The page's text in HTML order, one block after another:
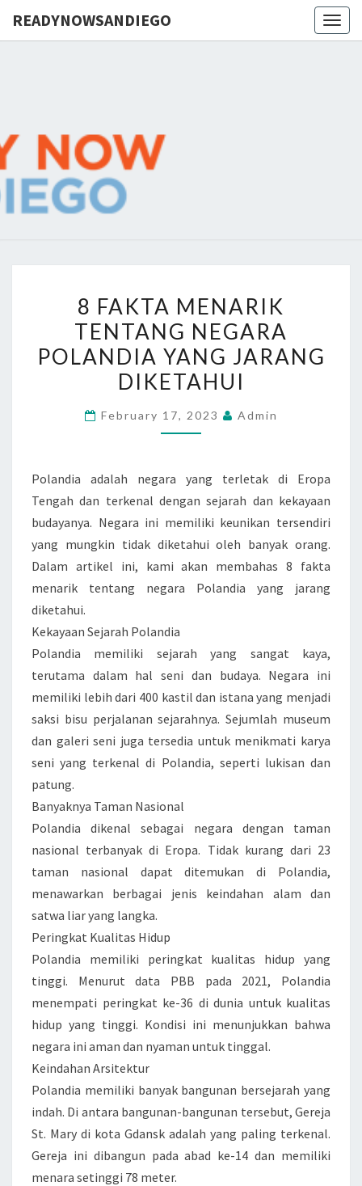
READYNOWSANDIEGO
F
A
K
T
M
A
R
I
K
T
E
A
N
G
N
E
G
R
A
P
O
L
D
I
A
Y
A
G
J
A
R
8 FAKTA MENARIK
TENTANG NEGARA
POLANDIA YANG JARANG
DIKETAHUI
February 17, 2023 Admin
Polandia adalah negara yang terletak di Eropa
Tengah dan terkenal dengan sejarah dan kekayaan
budayanya. Negara ini memiliki keunikan tersendiri
yang mungkin tidak diketahui oleh banyak orang.
Dalam artikel ini, kami akan membahas 8 fakta
menarik tentang negara Polandia yang jarang
diketahui.
Kekayaan Sejarah Polandia
Polandia memiliki sejarah yang sangat kaya,
terutama dalam hal seni dan budaya. Negara ini
memiliki lebih dari 400 kastil dan istana yang menjadi
saksi bisu perjalanan sejarahnya. Sejumlah museum
dan galeri seni juga tersedia untuk menikmati karya
seni yang terkenal di Polandia, seperti lukisan dan
patung.
Banyaknya Taman Nasional
Polandia dikenal sebagai negara dengan taman
nasional terbanyak di Eropa. Tidak kurang dari 23
taman nasional dapat ditemukan di Polandia,
menawarkan berbagai jenis keindahan alam dan
satwa liar yang langka.
Peringkat Kualitas Hidup
Polandia memiliki peringkat kualitas hidup yang
tinggi. Menurut data PBB pada 2021, Polandia
menempati peringkat ke-36 di dunia untuk kualitas
hidup yang tinggi. Kondisi ini menunjukkan bahwa
negara ini aman dan nyaman untuk tinggal.
Keindahan Arsitektur
Polandia memiliki banyak bangunan bersejarah yang
indah. Di antara bangunan-bangunan tersebut, Gereja
St. Mary di kota Gdansk adalah yang paling terkenal.
Gereja ini dibangun pada abad ke-14 dan memiliki
menara setinggi 78 meter.